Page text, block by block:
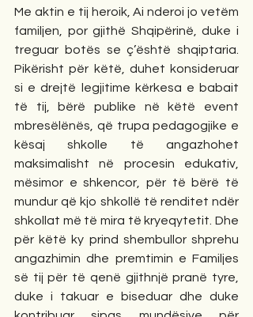
Me aktin e tij heroik, Ai nderoi jo vetëm
familjen, por gjithë Shqipërinë, duke i
treguar botës se ç’është shqiptaria.
Pikërisht për këtë, duhet konsideruar
si e drejtë legjitime kërkesa e babait
të tij, bërë publike në këtë event
mbresëlënës, që trupa pedagogjike e
kësaj shkolle të angazhohet
maksimalisht në procesin edukativ,
mësimor e shkencor, për të bërë të
mundur që kjo shkollë të renditet ndër
shkollat më të mira të kryeqytetit. Dhe
për këtë ky prind shembullor shprehu
angazhimin dhe premtimin e Familjes
së tij për të qenë gjithnjë pranë tyre,
duke i takuar e biseduar dhe duke